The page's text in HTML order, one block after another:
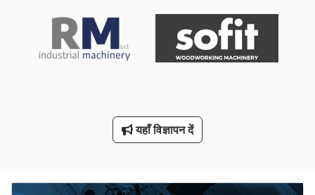
विंडो उपकरण
वेल्डिंग उपकरण
यहाँ विज्ञापन दें